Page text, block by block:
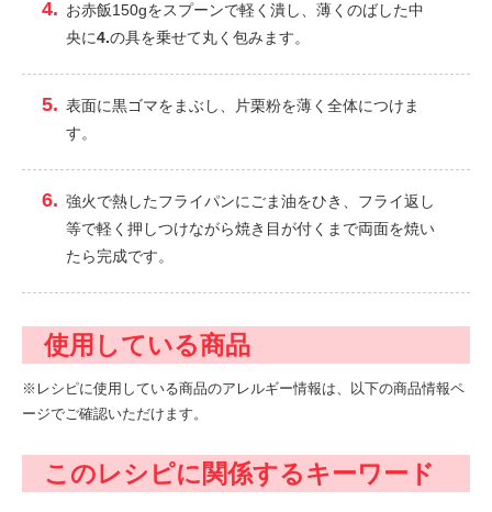
お赤飯150gをスプーンで軽く潰し、薄くのばした中
央に4.の具を乗せて丸く包みます。
表面に黒ゴマをまぶし、片栗粉を薄く全体につけま
す。
強火で熱したフライパンにごま油をひき、フライ返し
等で軽く押しつけながら焼き目が付くまで両面を焼い
たら完成です。
使用している商品
※レシピに使用している商品のアレルギー情報は、以下の商品情報ペ
ージでご確認いただけます。
このレシピに関係するキーワード